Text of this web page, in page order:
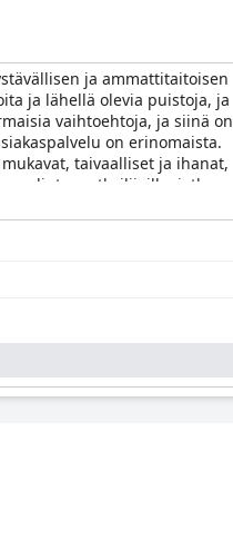
ja ammattitaitoisen
ja lähellä olevia puistoja, ja
vaihtoehtoja, ja siinä on
on erinomaista.
taivaalliset ja ihanat,
valinta matkailijoille, jotka